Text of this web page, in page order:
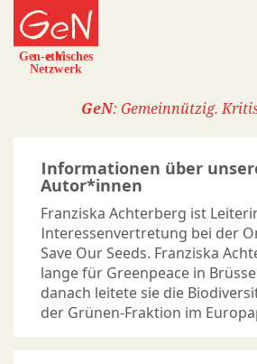
Direkt
zum
Inhalt
GeN: Gemeinnützig.
Informationen über
Autor*innen
Franziska Achterberg ist
Interessenvertretung bei der
Save Our Seeds. Franziska
lange für Greenpeace in
danach leitete sie die
der Grünen-Fraktion im